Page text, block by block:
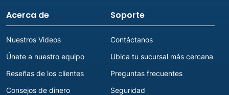
356 South State Road 7
Margate, FL 33068
Obtén direciones
Abre mañana a las 10:00 am
Acerca de
Nuestros Videos
Únete a nuestro equipo
Reseñas de los clientes
Consejos de dinero
Soporte
Contáctanos
Ubica tu sucursal más cercana
Preguntas frecuentes
Seguridad